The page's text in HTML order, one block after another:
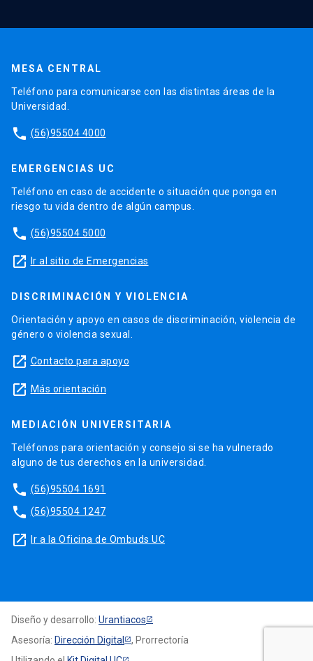
MESA CENTRAL
Teléfono para comunicarse con las distintas áreas de la
Universidad.
phone (56)95504 4000
EMERGENCIAS UC
Teléfono en caso de accidente o situación que ponga en
riesgo tu vida dentro de algún campus.
phone (56)95504 5000
launch Ir al sitio de Emergencias
DISCRIMINACIÓN Y VIOLENCIA
Orientación y apoyo en casos de discriminación, violencia de
género o violencia sexual.
launch Contacto para apoyo
launch Más orientación
MEDIACIÓN UNIVERSITARIA
Teléfonos para orientación y consejo si se ha vulnerado
alguno de tus derechos en la universidad.
phone (56)95504 1691
phone (56)95504 1247
launch Ir a la Oficina de Ombuds UC
Diseño y desarrollo: Urantiacos
Asesoría: Dirección Digital
, Prorrectoría